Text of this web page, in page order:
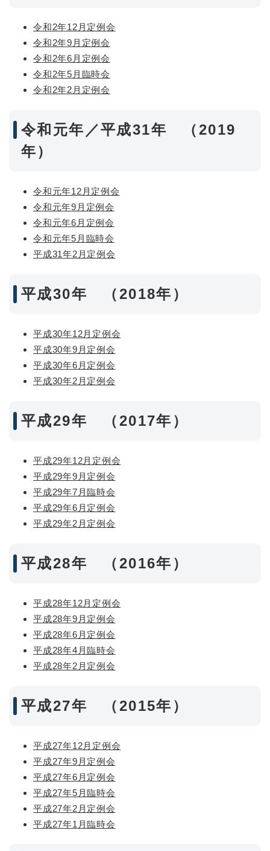
令和2年12月定例会
令和2年9月定例会
令和2年6月定例会
令和2年5月臨時会
令和2年2月定例会
令和元年／平成31年 （2019
年）
令和元年12月定例会
令和元年9月定例会
令和元年6月定例会
令和元年5月臨時会
平成31年2月定例会
平成30年 （2018年）
平成30年12月定例会
平成30年9月定例会
平成30年6月定例会
平成30年2月定例会
平成29年 （2017年）
平成29年12月定例会
平成29年9月定例会
平成29年7月臨時会
平成29年6月定例会
平成29年2月定例会
平成28年 （2016年）
平成28年12月定例会
平成28年9月定例会
平成28年6月定例会
平成28年4月臨時会
平成28年2月定例会
平成27年 （2015年）
平成27年12月定例会
平成27年9月定例会
平成27年6月定例会
平成27年5月臨時会
平成27年2月定例会
平成27年1月臨時会